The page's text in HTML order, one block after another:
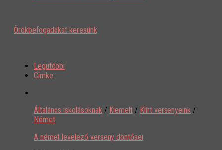
Örökbefogadókat keresünk
Legutóbbi
Cimke
Általános iskolásoknak / Kiemelt / Kiírt versenyeink /
Német
A német levelező verseny döntősei